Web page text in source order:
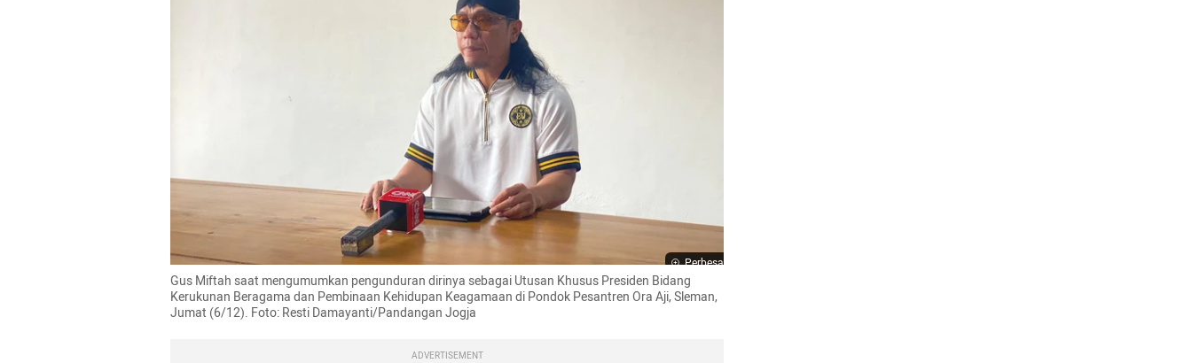
Perbesar
Gus Miftah saat mengumumkan pengunduran dirinya sebagai Utusan Khusus Presiden Bidang
Kerukunan Beragama dan Pembinaan Kehidupan Keagamaan di Pondok Pesantren Ora Aji, Sleman,
Jumat (6/12). Foto: Resti Damayanti/Pandangan Jogja
ADVERTISEMENT